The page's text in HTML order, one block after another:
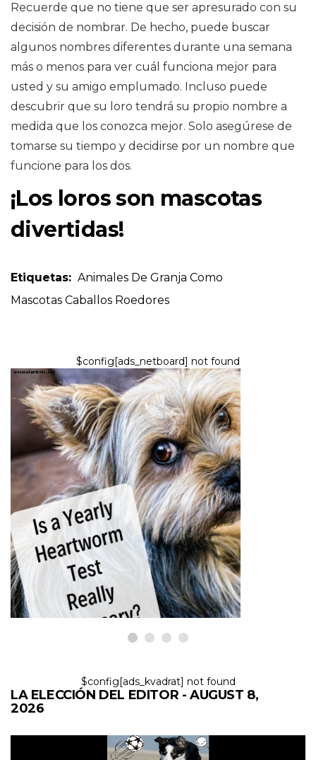
Recuerde que no tiene que ser apresurado con su
decisión de nombrar. De hecho, puede buscar
algunos nombres diferentes durante una semana
más o menos para ver cuál funciona mejor para
usted y su amigo emplumado. Incluso puede
descubrir que su loro tendrá su propio nombre a
medida que los conozca mejor. Solo asegúrese de
tomarse su tiempo y decidirse por un nombre que
funcione para los dos.
¡Los loros son mascotas
divertidas!
Etiquetas: Animales De Granja Como
Mascotas Caballos Roedores
$config[ads_netboard] not found
PERROS
Por qué su perro no necesita
una prueba de gusano del
corazón todos los años
8,2026
$config[ads_kvadrat] not found
LA ELECCIÓN DEL EDITOR - AUGUST 8,
2026